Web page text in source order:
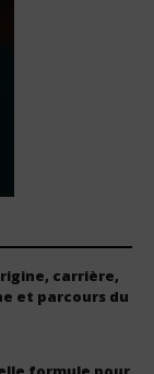
carrière,
et parcours du